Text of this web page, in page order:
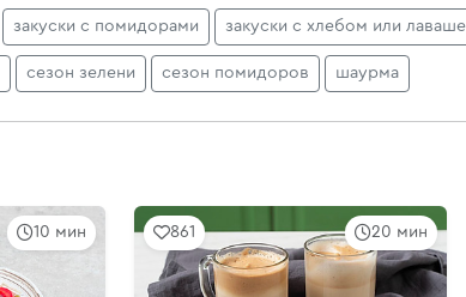
закуски с помидорами закуски с хлебом или
сезон зелени сезон помидоров шаурма
10 мин 20 мин
861